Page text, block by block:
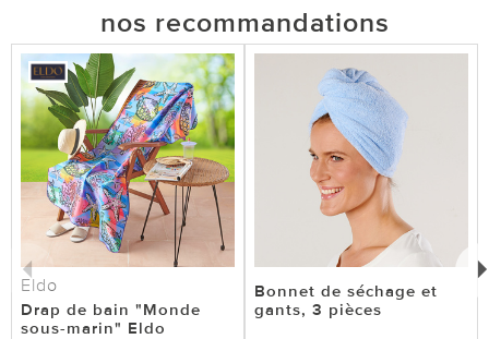
nos recommandations
Eldo
Drap de bain "Monde
sous-marin" Eldo
Bonnet de séchage et
gants, 3 pièces